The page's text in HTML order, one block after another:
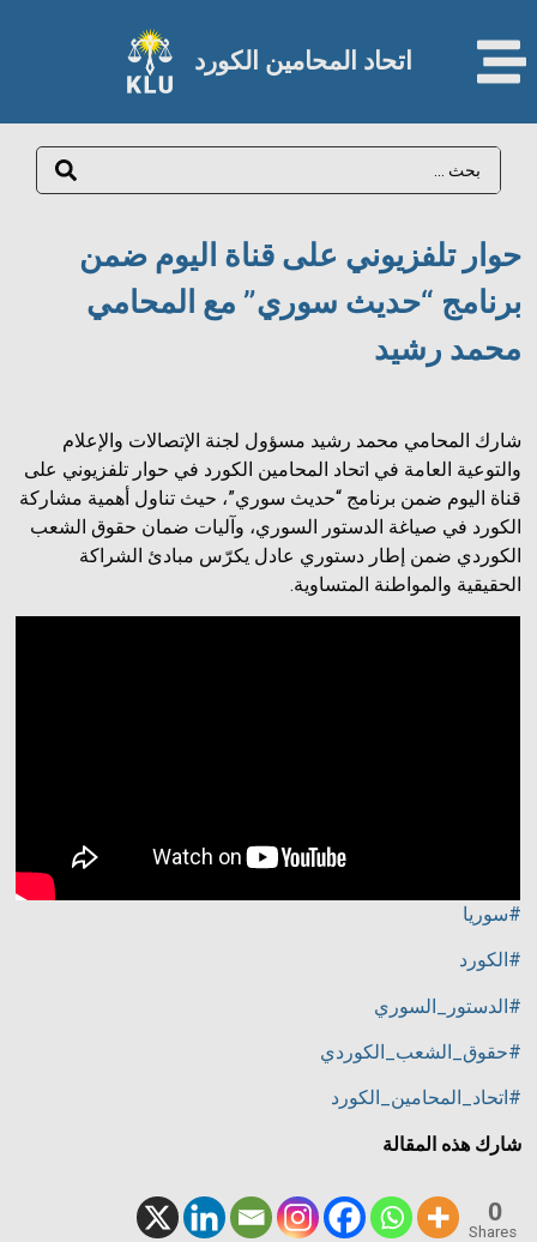
اتحاد المحامين الكورد​
حوار تلفزيوني على قناة اليوم ضمن
برنامج “حديث سوري” مع المحامي
محمد رشيد
شارك المحامي محمد رشيد مسؤول لجنة الإتصالات والإعلام
والتوعية العامة في اتحاد المحامين الكورد في حوار تلفزيوني على
قناة اليوم ضمن برنامج “حديث سوري”، حيث تناول أهمية مشاركة
الكورد في صياغة الدستور السوري، وآليات ضمان حقوق الشعب
الكوردي ضمن إطار دستوري عادل يكرّس مبادئ الشراكة
الحقيقية والمواطنة المتساوية.
#سوريا
#الكورد
#الدستور_السوري
#حقوق_الشعب_الكوردي
#اتحاد_المحامين_الكورد
شارك هذه المقالة
0
Shares